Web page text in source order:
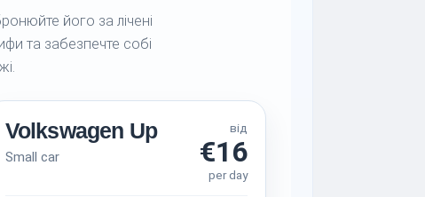
його за лічені
та забезпечте собі
Volkswagen Up
Small car
від
€16
per day